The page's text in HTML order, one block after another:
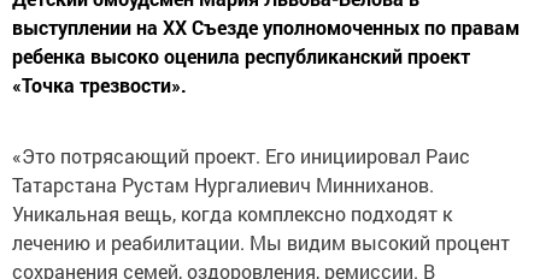
выступлении на XX Съезде уполномоченных по правам
ребенка высоко оценила республиканский проект
«Точка трезвости».
«Это потрясающий проект. Его инициировал Раис
Татарстана Рустам Нургалиевич Минниханов.
Уникальная вещь, когда комплексно подходят к
лечению и реабилитации. Мы видим высокий процент
сохранения семей, оздоровления, ремиссии. В